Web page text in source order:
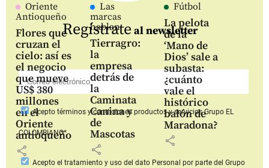
Oriente
Antioqueño
Flores que
cruzan el
cielo: así es
el negocio
que mueve
US$ 380
millones
en el
Oriente
antioqueño
share
Las
marcas
hablan
Tierragro:
la
empresa
detrás de
la
Caminata
Canina y
de
Mascotas
share
Fútbol
La pelota
de la
‘Mano de
Dios’ sale a
subasta:
¿cuánto
vale el
histórico
balón de
Maradona?
share
Regístrate al newsletter
Aceptotérminos y condiciones productos y serviciosGrupo EL
COLOMBIANO*
Acepto el tratamiento y uso del dato Personal por parte del Grupo